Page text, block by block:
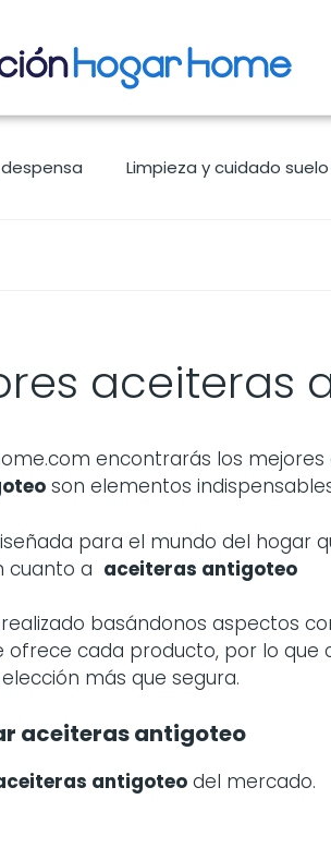
Limpieza y cuidado
aceiteras
encontrarás los
son elementos
para el mundo del hogar
cuanto a aceiteras antigoteo
basándonos aspectos
ofrece cada producto, por lo que
más que segura.
aceiteras antigoteo
antigoteo del mercado.